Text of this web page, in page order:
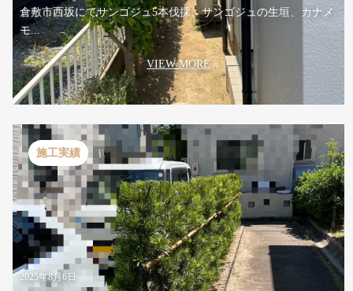
倉敷市西坂にてサンゴジュ5本伐採、サンゴジュの生垣、カナメ
モ...
VIEW MORE
施工実績
2025年8月6日